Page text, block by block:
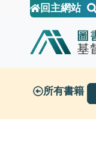
回主網站
所有書籍